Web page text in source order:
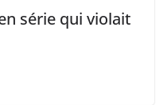
série qui violait